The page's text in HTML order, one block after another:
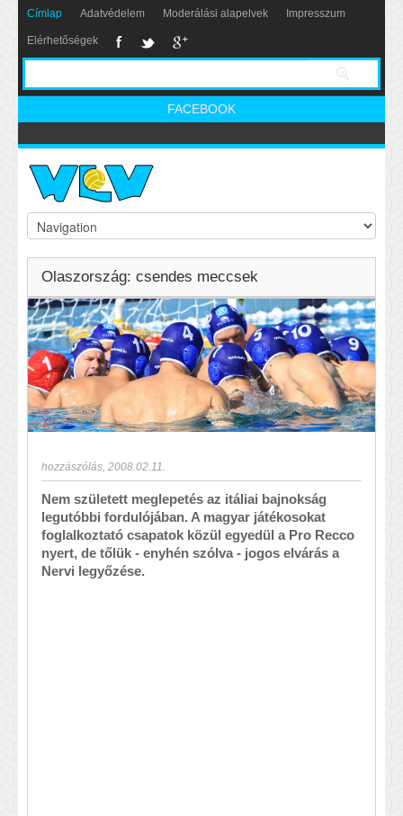
Címlap Adatvédelem Moderálási alapelvek Impresszum
Elérhetőségek
FACEBOOK
Olaszország: csendes meccsek
hozzászólás 2008.02.11.
Nem született meglepetés az itáliai bajnokság
legutóbbi fordulójában. A magyar játékosokat
foglalkoztató csapatok közül egyedül a Pro Recco
nyert, de tőlük - enyhén szólva - jogos elvárás a
Nervi legyőzése.